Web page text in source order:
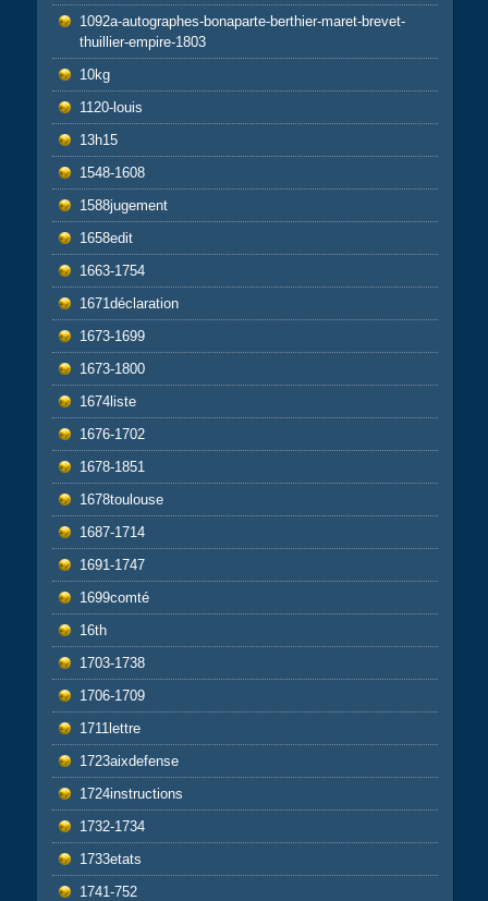
1092a-autographes-bonaparte-berthier-maret-brevet-
thuillier-empire-1803
10kg
1120-louis
13h15
1548-1608
1588jugement
1658edit
1663-1754
1671déclaration
1673-1699
1673-1800
1674liste
1676-1702
1678-1851
1678toulouse
1687-1714
1691-1747
1699comté
16th
1703-1738
1706-1709
1711lettre
1723aixdefense
1724instructions
1732-1734
1733etats
1741-752